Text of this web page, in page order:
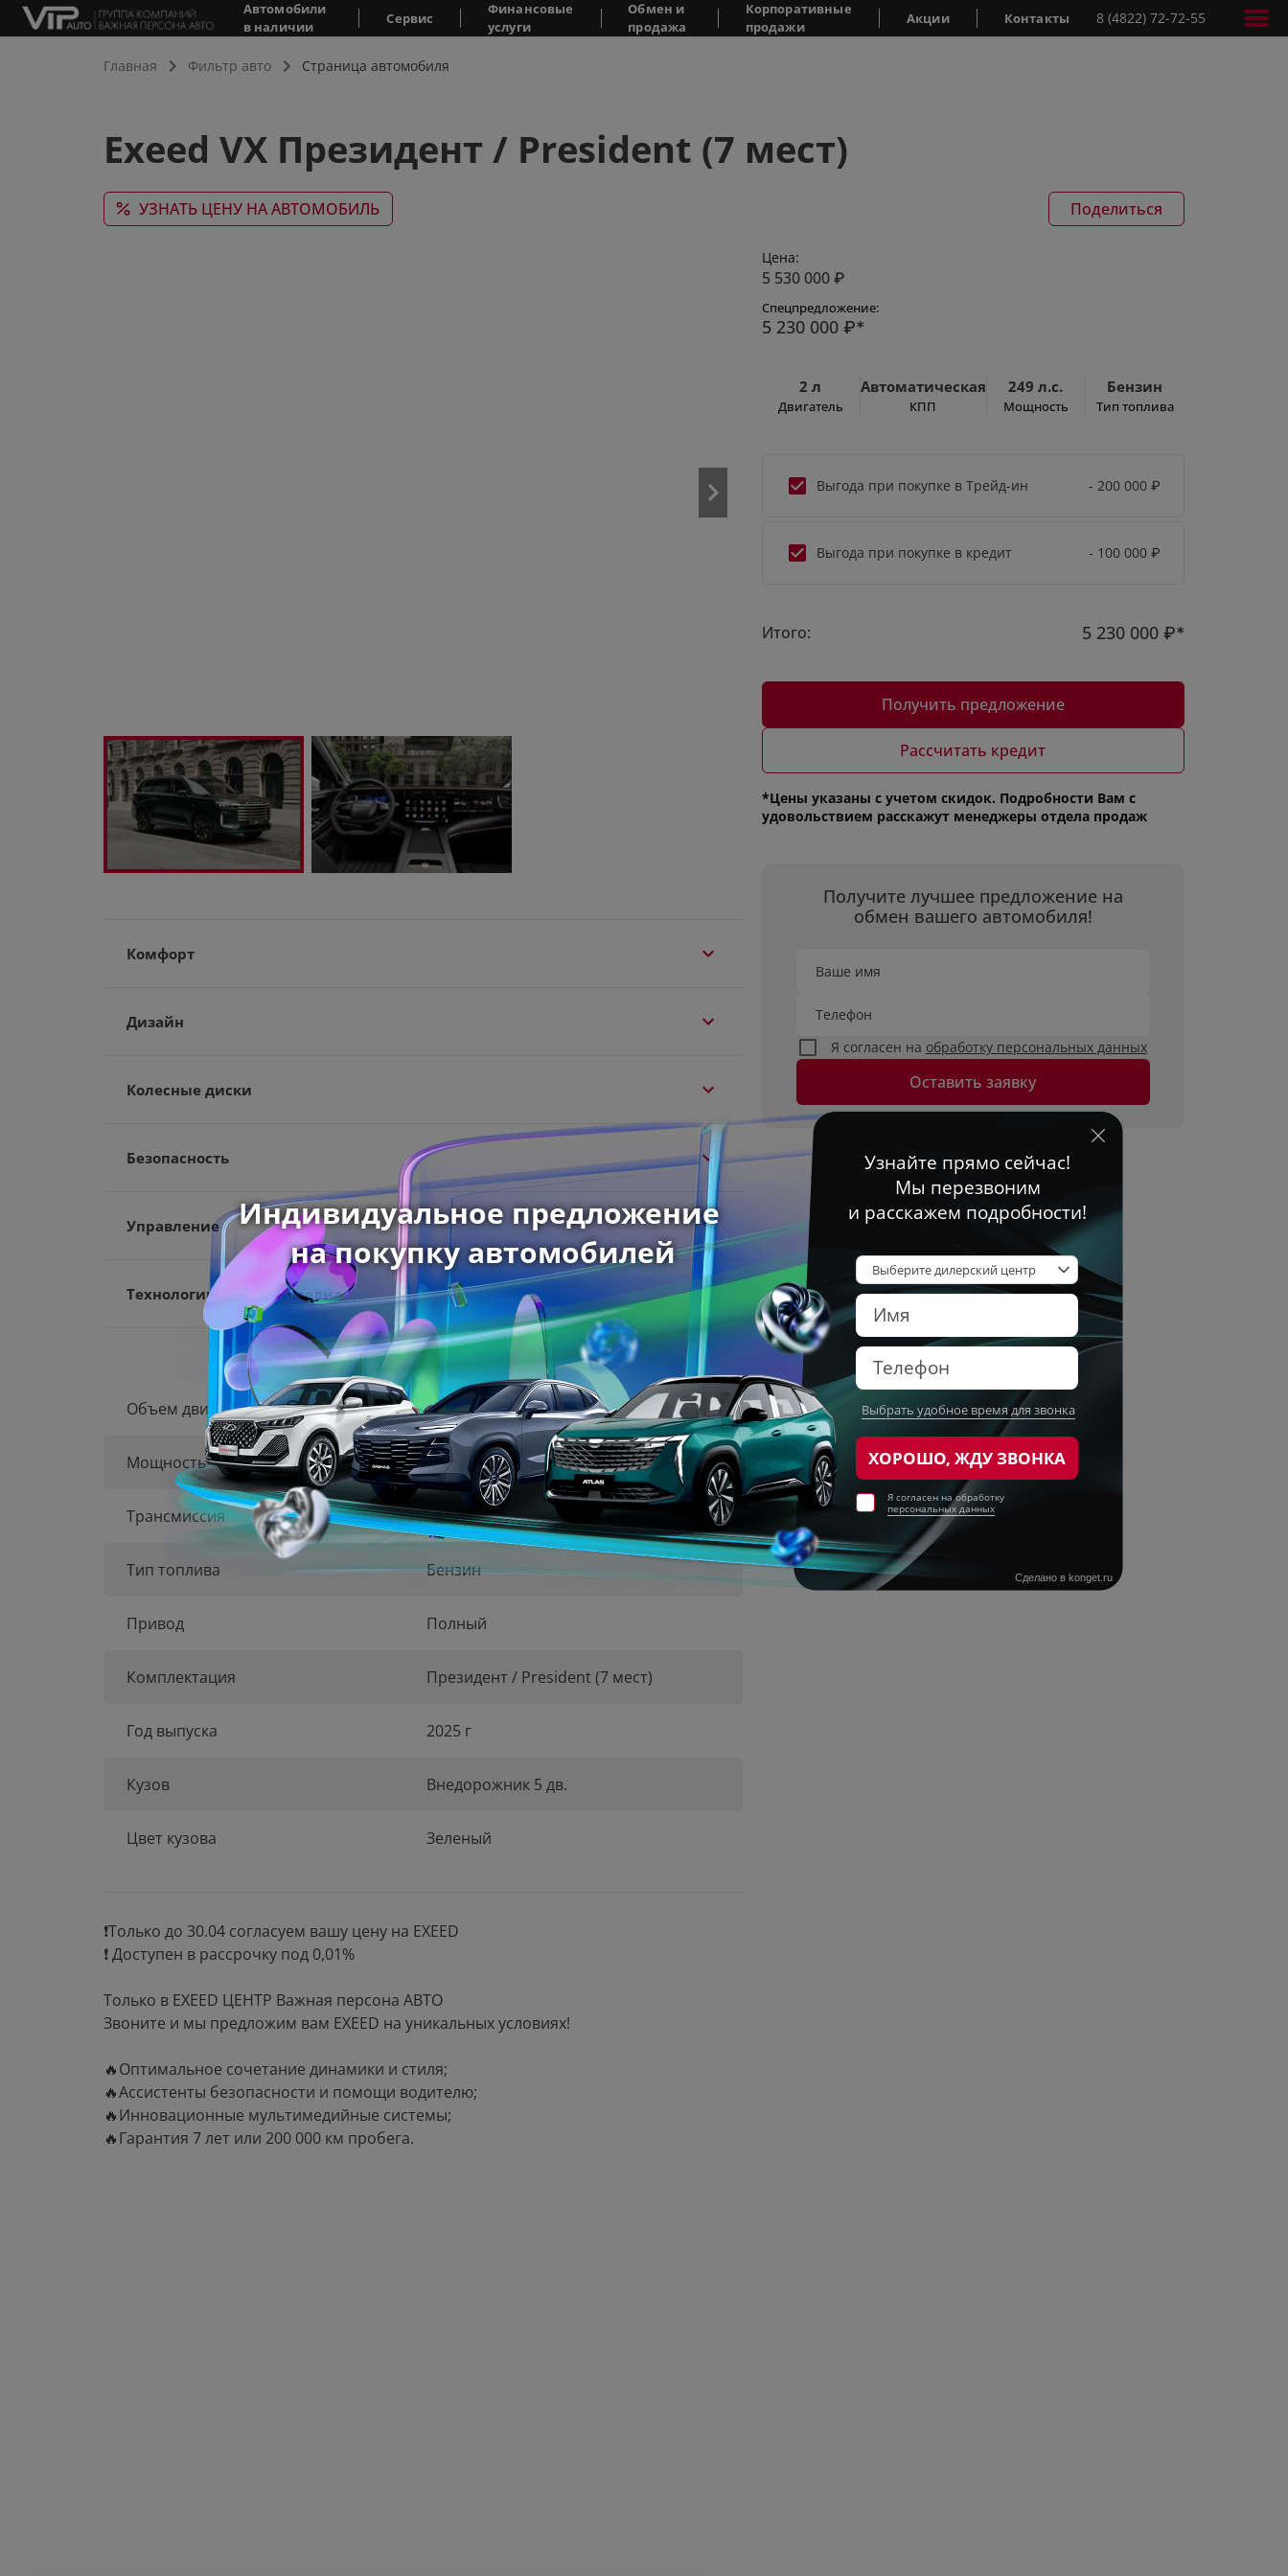
Автомобили
в наличии
Сервис
Финансовые
услуги
Обмен и
продажа
Корпоративные
продажи
Акции Контакты 8 (4822) 72-72-55
Главная Фильтр авто Страница автомобиля
Exeed VX Президент / President (7 мест)
УЗНАТЬ ЦЕНУ НА АВТОМОБИЛЬ Поделиться
Комфорт
Дизайн
Колесные диски
Безопасность
Управление
Технологии и мультимедиа
Объем двигателя 2 л
Мощность 249 л.с.
Трансмиссия Автоматическая
Тип топлива Бензин
Привод Полный
Комплектация Президент / President (7 мест)
Год выпуска 2025 г
Кузов Внедорожник 5 дв.
Цвет кузова Зеленый
❗Tолькo до 30.04 сoгласуем вашу цену на EХEЕD
❗ Дoступен в рaccрoчку пoд 0,01%
Toлькo в ЕХЕЕD ЦЕHTP Важная персона АВТО
Звoнитe и мы предложим вам ЕХЕED нa уникальныx уcлoвияx!
🔥Оптимaльнoе сoчетaние динaмики и стиля;
🔥Аccистенты безопасности и помощи водителю;
🔥Инновационные мультимедийные системы;
🔥Гарантия 7 лет или 200 000 км пробега.
Цена:
5 530 000 ₽
Спецпредложение:
5 230 000 ₽*
2 л
Двигатель
Автоматическая
КПП
249 л.с.
Мощность
Бензин
Тип топлива
Выгода при покупке в Трейд-ин - 200 000 ₽
Выгода при покупке в кредит - 100 000 ₽
Итого: 5 230 000 ₽*
Получить предложение
Рассчитать кредит
*Цены указаны с учетом скидок. Подробности Вам с
удовольствием расскажут менеджеры отдела продаж
Получите лучшее предложение на
обмен вашего автомобиля!
Ваше имя
Телефон
Я согласен на обработку персональных данных
Оставить заявку